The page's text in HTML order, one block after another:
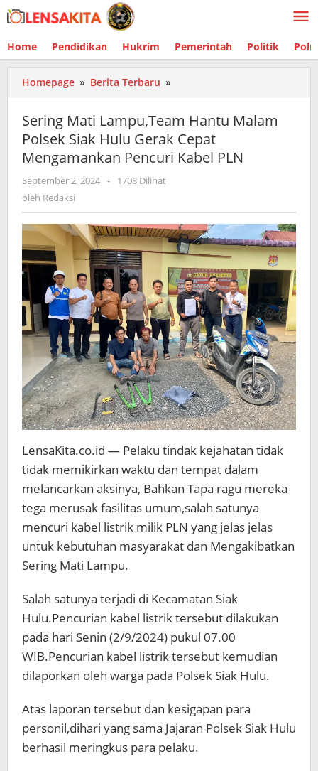
Lewati
ke
Home Pendidikan Hukrim Pemerintah Politik
Homepage » Berita Terbaru »
Mati
Hantu
Malam
Polsek
Cepat
Mengamankan
Pencuri
Kabel
PLN
Sering Mati Lampu,Team Hantu Malam
Polsek Siak Hulu Gerak Cepat
Mengamankan Pencuri Kabel PLN
September 2, 2024 oleh
-
1708 Dilihat
oleh Redaksi
LensaKita.co.id — Pelaku tindak kejahatan tidak
tidak memikirkan waktu dan tempat dalam
melancarkan aksinya, Bahkan Tapa ragu mereka
tega merusak fasilitas umum,salah satunya
mencuri kabel listrik milik PLN yang jelas jelas
untuk kebutuhan masyarakat dan Mengakibatkan
Sering Mati Lampu.
Salah satunya terjadi di Kecamatan Siak
Hulu.Pencurian kabel listrik tersebut dilakukan
pada hari Senin (2/9/2024) pukul 07.00
WIB.Pencurian kabel listrik tersebut kemudian
dilaporkan oleh warga pada Polsek Siak Hulu.
Atas laporan tersebut dan kesigapan para
personil,dihari yang sama Jajaran Polsek Siak Hulu
berhasil meringkus para pelaku.